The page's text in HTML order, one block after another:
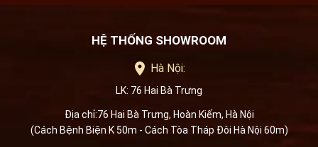
HỆ THỐNG SHOWROOM
Hà Nội:
LK: 76 Hai Bà Trưng
Địa chỉ:76 Hai Bà Trưng, Hoàn Kiếm, Hà Nội
(Cách Bệnh Biện K 50m - Cách Tòa Tháp Đôi Hà Nội 60m)